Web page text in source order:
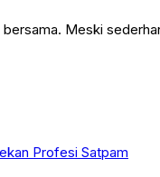
Meski